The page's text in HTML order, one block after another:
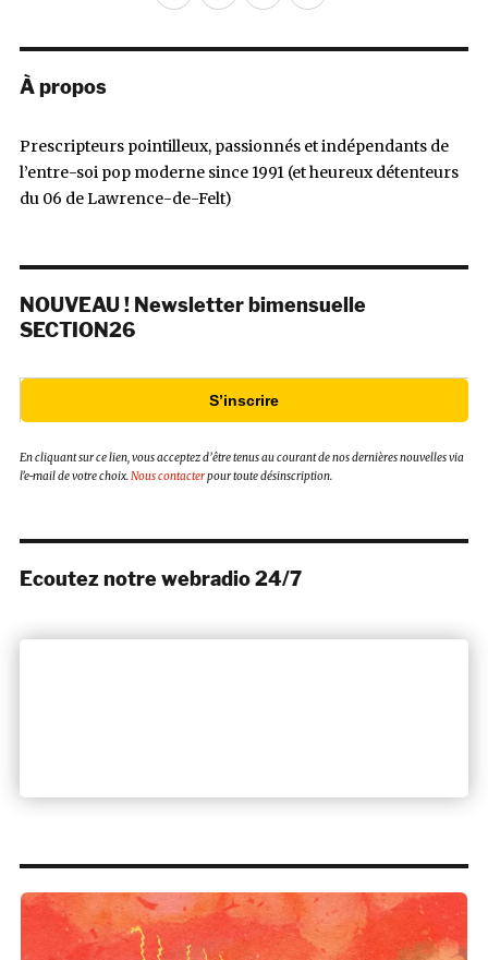
À propos
Prescripteurs pointilleux, passionnés et indépendants de
l’entre-soi pop moderne since 1991 (et heureux détenteurs
du 06 de Lawrence-de-Felt)
NOUVEAU ! Newsletter bimensuelle
SECTION26
S’inscrire
En cliquant sur ce lien, vous acceptez d’être tenus au courant de nos dernières nouvelles via
l’e-mail de votre choix.Nous contacterpour toute désinscription.
Ecoutez notre webradio 24/7